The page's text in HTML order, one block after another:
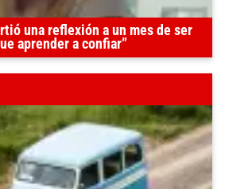
una reflexión a un mes de ser
aprender a confiar”